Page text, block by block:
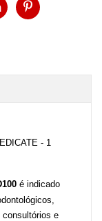
- 1
é indicado
consultórios e